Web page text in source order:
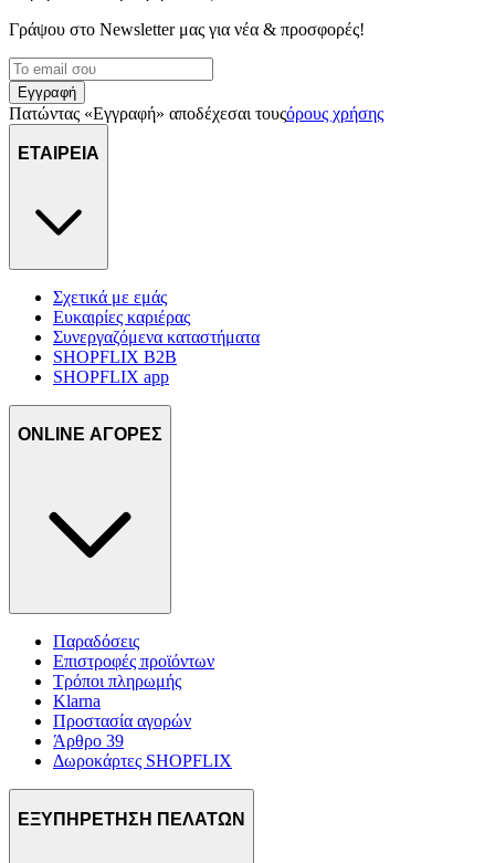
μας και την ανάπτυξη προϊόντων. Επίσης, κοινοποιούμε
πληροφορίες σχετικά με την από μέρους σας χρήση της
τοποθεσίας μας στους συνεργάτες μέσων κοινωνικής
δικτύωσης, διαφημίσεων και ανάλυσης.
Γράψου στο Νewsletter μας για νέα & προσφορές!
Εγγραφή
Πατώντας «Εγγραφή» αποδέχεσαι τουςόρους χρήσης
ΕΤΑΙΡΕΙΑ
Σχετικά με εμάς
Ευκαιρίες καριέρας
Συνεργαζόμενα καταστήματα
SHOPFLIX B2B
SHOPFLIX app
ONLINE ΑΓΟΡΕΣ
Παραδόσεις
Επιστροφές προϊόντων
Τρόποι πληρωμής
Klarna
Προστασία αγορών
Άρθρο 39
Δωροκάρτες SHOPFLIX
ΕΞΥΠΗΡΕΤΗΣΗ ΠΕΛΑΤΩΝ